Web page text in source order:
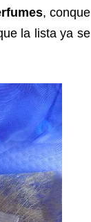
, conque
la lista ya se